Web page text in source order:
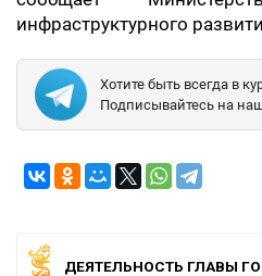
инфраструктурного
Хотите быть всегда в
Подписывайтесь на
ДЕЯТЕЛЬНОСТЬ ГЛАВЫ